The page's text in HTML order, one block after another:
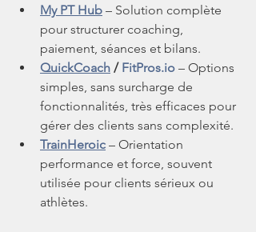
My PT Hub – Solution complète
pour structurer coaching,
paiement, séances et bilans.
QuickCoach / FitPros.io – Options
simples, sans surcharge de
fonctionnalités, très efficaces pour
gérer des clients sans complexité.
TrainHeroic – Orientation
performance et force, souvent
utilisée pour clients sérieux ou
athlètes.